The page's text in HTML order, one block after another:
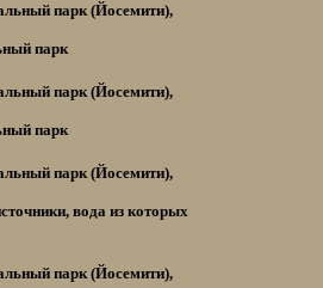
парк
парк
вода из которых